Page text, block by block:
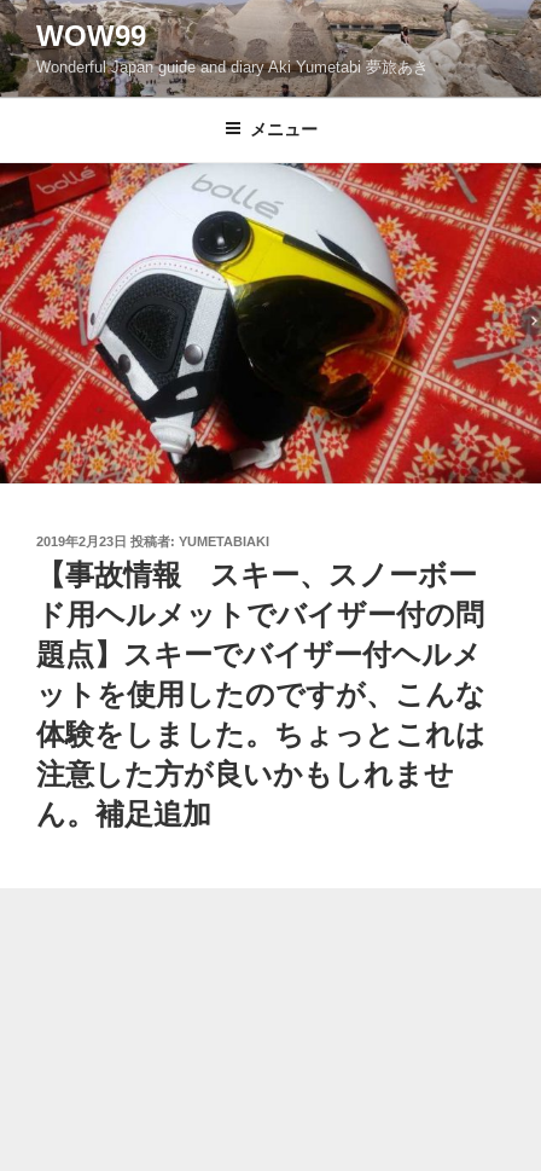
コ
ン
テ
ン
へ
ス
キ
ッ
プ
WOW99
Wonderful Japan guide and diary Aki Yumetabi 夢旅あき
メニュー
投
2019年2月23日 投稿者: YUMETABIAKI
【事故情報 スキー、スノーボー
ド用ヘルメットでバイザー付の問
題点】スキーでバイザー付ヘルメ
ットを使用したのですが、こんな
体験をしました。ちょっとこれは
注意した方が良いかもしれませ
ん。補足追加